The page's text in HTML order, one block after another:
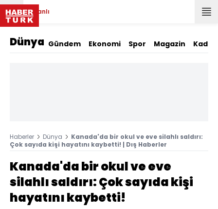
Canlı
Dünya Gündem Ekonomi Spor Magazin Kadın
Haberler Dünya
Kanada'da bir okul ve eve silahlı saldırı:
Çok sayıda kişi hayatını kaybetti! | Dış Haberler
Kanada'da bir okul ve eve
silahlı saldırı: Çok sayıda kişi
hayatını kaybetti!